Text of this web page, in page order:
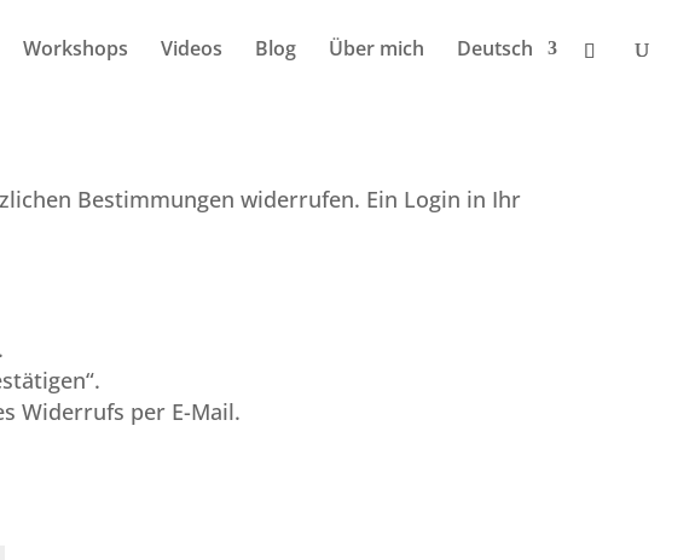
Workshops Videos Blog Über mich Deutsch
Bestimmungen widerrufen. Ein Login in Ihr
Widerrufs per E-Mail.